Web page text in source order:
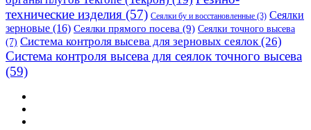
технические изделия (57) Сеялки бу и восстановленные (3) Сеялки
зерновые (16) Сеялки прямого посева (9) Сеялки точного высева
(7) Система контроля высева для зерновых сеялок (26)
Система контроля высева для сеялок точного высева
(59)